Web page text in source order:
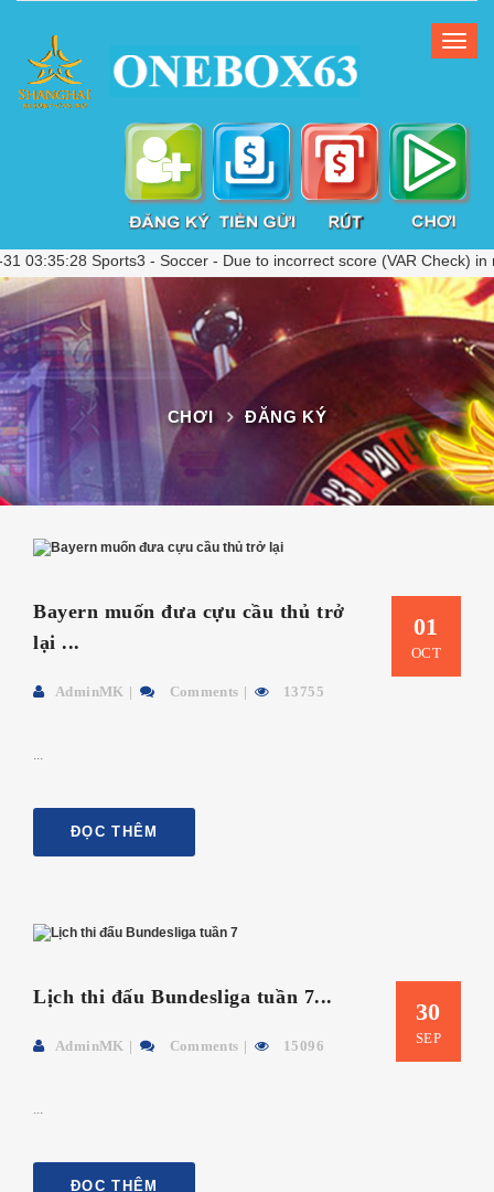
- Soccer - Due to incorrect score (VAR Check) in running
CHƠI ĐĂNG KÝ
01
OCT
Bayern muốn đưa cựu cầu thủ trở
lại ...
AdminMK Comments 13755
...
ĐỌC THÊM
30
SEP
Lịch thi đấu Bundesliga tuần 7...
AdminMK Comments 15096
ĐỌC THÊM